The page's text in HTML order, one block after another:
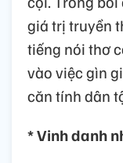
giá trị truyền
tiếng nói thơ
vào việc gìn
căn tính dân
* Vinh danh